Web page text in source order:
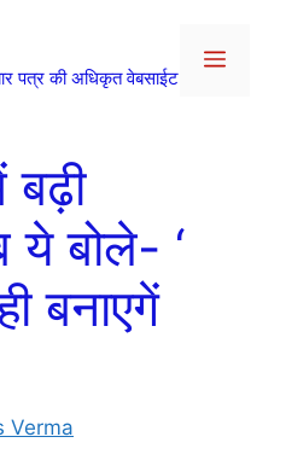
पत्र की अधिकृत वेबसाईट
Menu
बढ़ी
ये बोले- ‘
बनाएगें
Verma